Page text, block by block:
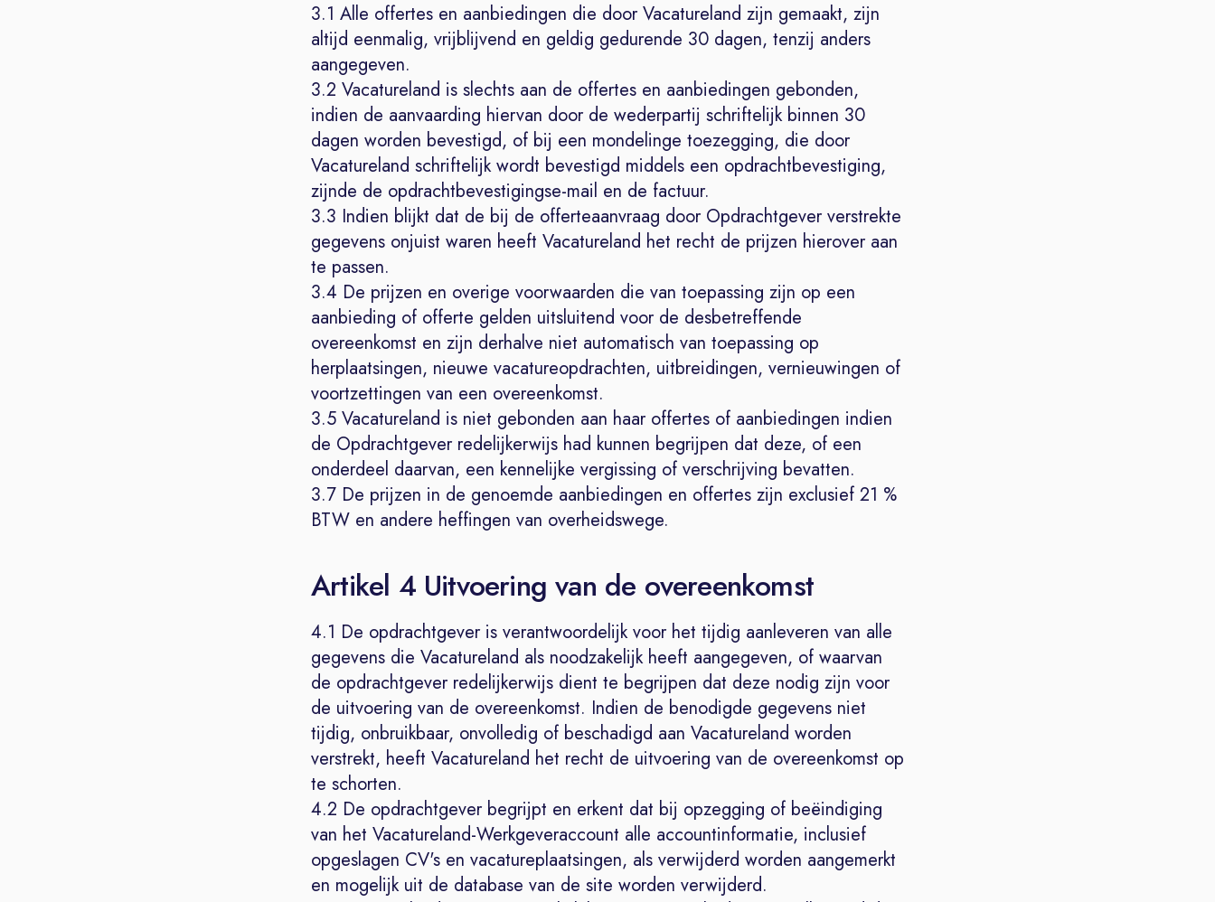
3.1 Alle offertes en aanbiedingen die door Vacatureland zijn gemaakt, zijn
altijd eenmalig, vrijblijvend en geldig gedurende 30 dagen, tenzij anders
aangegeven.
3.2 Vacatureland is slechts aan de offertes en aanbiedingen gebonden,
indien de aanvaarding hiervan door de wederpartij schriftelijk binnen 30
dagen worden bevestigd, of bij een mondelinge toezegging, die door
Vacatureland schriftelijk wordt bevestigd middels een opdrachtbevestiging,
zijnde de opdrachtbevestigingse-mail en de factuur.
3.3 Indien blijkt dat de bij de offerteaanvraag door Opdrachtgever verstrekte
gegevens onjuist waren heeft Vacatureland het recht de prijzen hierover aan
te passen.
3.4 De prijzen en overige voorwaarden die van toepassing zijn op een
aanbieding of offerte gelden uitsluitend voor de desbetreffende
overeenkomst en zijn derhalve niet automatisch van toepassing op
herplaatsingen, nieuwe vacatureopdrachten, uitbreidingen, vernieuwingen of
voortzettingen van een overeenkomst.
3.5 Vacatureland is niet gebonden aan haar offertes of aanbiedingen indien
de Opdrachtgever redelijkerwijs had kunnen begrijpen dat deze, of een
onderdeel daarvan, een kennelijke vergissing of verschrijving bevatten.
3.7 De prijzen in de genoemde aanbiedingen en offertes zijn exclusief 21 %
BTW en andere heffingen van overheidswege.
Artikel 4 Uitvoering van de overeenkomst
4.1 De opdrachtgever is verantwoordelijk voor het tijdig aanleveren van alle
gegevens die Vacatureland als noodzakelijk heeft aangegeven, of waarvan
de opdrachtgever redelijkerwijs dient te begrijpen dat deze nodig zijn voor
de uitvoering van de overeenkomst. Indien de benodigde gegevens niet
tijdig, onbruikbaar, onvolledig of beschadigd aan Vacatureland worden
verstrekt, heeft Vacatureland het recht de uitvoering van de overeenkomst op
te schorten.
4.2 De opdrachtgever begrijpt en erkent dat bij opzegging of beëindiging
van het Vacatureland-Werkgeveraccount alle accountinformatie, inclusief
opgeslagen CV's en vacatureplaatsingen, als verwijderd worden aangemerkt
en mogelijk uit de database van de site worden verwijderd.